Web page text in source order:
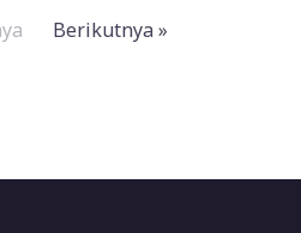
Berikutnya »